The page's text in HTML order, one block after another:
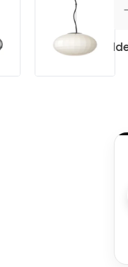
1900+ anmeldelser